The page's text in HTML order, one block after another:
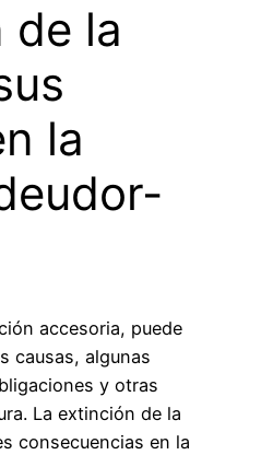
de la
la
accesoria, puede
causas, algunas
y otras
La extinción de la
consecuencias en la